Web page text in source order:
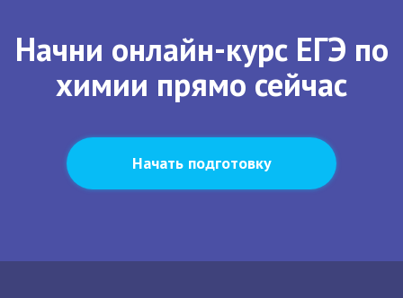
Начни онлайн-курс ЕГЭ по
химии прямо сейчас
Начать подготовку